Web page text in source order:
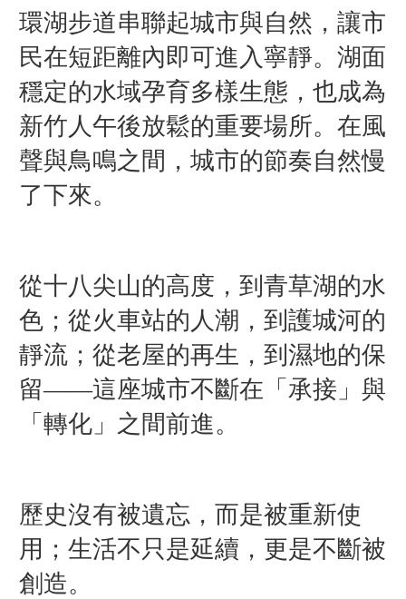
環湖步道串聯起城市與自然，讓市
民在短距離內即可進入寧靜。湖面
穩定的水域孕育多樣生態，也成為
新竹人午後放鬆的重要場所。在風
聲與鳥鳴之間，城市的節奏自然慢
了下來。
從十八尖山的高度，到青草湖的水
色；從火車站的人潮，到護城河的
靜流；從老屋的再生，到濕地的保
留——這座城市不斷在「承接」與
「轉化」之間前進。
歷史沒有被遺忘，而是被重新使
用；生活不只是延續，更是不斷被
創造。